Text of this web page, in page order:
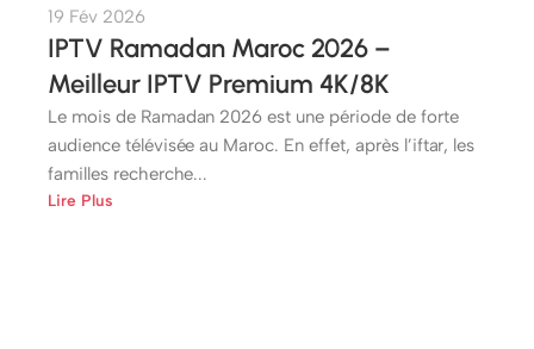
19 Fév 2026
IPTV Ramadan Maroc 2026 –
Meilleur IPTV Premium 4K/8K
Le mois de Ramadan 2026 est une période de forte
audience télévisée au Maroc. En effet, après l’iftar, les
familles recherche...
Lire Plus